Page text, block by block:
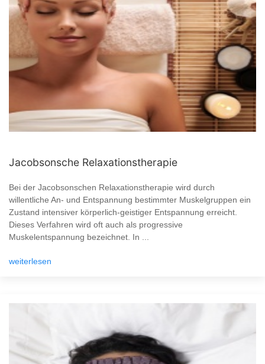
Jacobsonsche Relaxationstherapie
Bei der Jacobsonschen Relaxationstherapie wird durch
willentliche An- und Entspannung bestimmter Muskelgruppen ein
Zustand intensiver körperlich-geistiger Entspannung erreicht.
Dieses Verfahren wird oft auch als progressive
Muskelentspannung bezeichnet. In ...
weiterlesen